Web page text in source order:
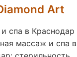
Art
спа в Краснодар
массаж и спа в